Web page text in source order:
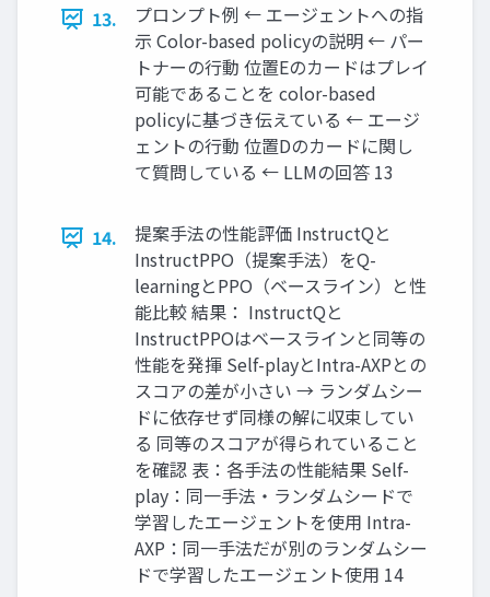
13.
プロンプト例 ← エージェントへの指
示 Color-based policyの説明 ← パー
トナーの行動 位置Eのカードはプレイ
可能であることを color-based
policyに基づき伝えている ← エージ
ェントの行動 位置Dのカードに関し
て質問している ← LLMの回答 13
14.
提案手法の性能評価 InstructQと
InstructPPO（提案手法）をQ-
learningとPPO（ベースライン）と性
能比較 結果： InstructQと
InstructPPOはベースラインと同等の
性能を発揮 Self-playとIntra-AXPとの
スコアの差が小さい → ランダムシー
ドに依存せず同様の解に収束してい
る 同等のスコアが得られていること
を確認 表：各手法の性能結果 Self-
play：同一手法・ランダムシードで
学習したエージェントを使用 Intra-
AXP：同一手法だが別のランダムシー
ドで学習したエージェント使用 14